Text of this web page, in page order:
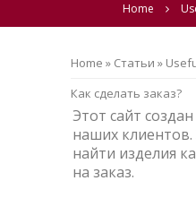
Home
Home » Статьи »
Как сделать заказ?
Этот сайт
наших клиентов.
найти изделия
на заказ.